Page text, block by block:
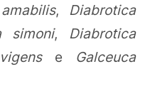
, Diabrotica
simoni, Diabrotica
e Galceuca